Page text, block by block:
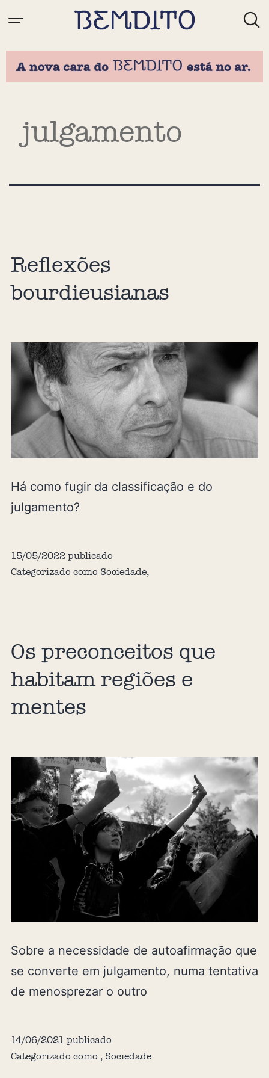
julgamento
Reflexões
bourdieusianas
Há como fugir da classificação e do
julgamento?
15/05/2022publicado
Categorizado como Sociedade,
Os preconceitos que
habitam regiões e
mentes
Sobre a necessidade de autoafirmação que
se converte em julgamento, numa tentativa
de menosprezar o outro
14/06/2021 publicado
Categorizado como , Sociedade